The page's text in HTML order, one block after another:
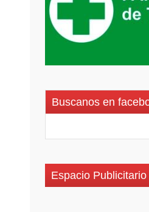
Buscanos en
Espacio Publicitario